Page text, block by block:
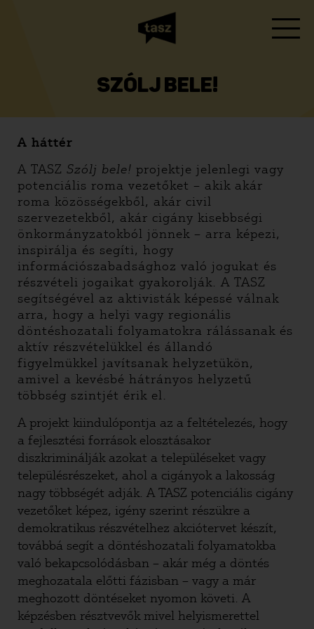
SZÓLJ BELE!
A háttér
A TASZ Szólj bele! projektje jelenlegi vagy
potenciális roma vezetőket – akik akár
roma közösségekből, akár civil
szervezetekből, akár cigány kisebbségi
önkormányzatokból jönnek – arra képezi,
inspirálja és segíti, hogy
információszabadsághoz való jogukat és
részvételi jogaikat gyakorolják. A TASZ
segítségével az aktivisták képessé válnak
arra, hogy a helyi vagy regionális
döntéshozatali folyamatokra rálássanak és
aktív részvételükkel és állandó
figyelmükkel javítsanak helyzetükön,
amivel a kevésbé hátrányos helyzetű
többség szintjét érik el.
A projekt kiindulópontja az a feltételezés, hogy
a fejlesztési források elosztásakor
diszkriminálják azokat a településeket vagy
településrészeket, ahol a cigányok a lakosság
nagy többségét adják. A TASZ potenciális cigány
vezetőket képez, igény szerint részükre a
demokratikus részvételhez akciótervet készít,
továbbá segít a döntéshozatali folyamatokba
való bekapcsolódásban – akár még a döntés
meghozatala előtti fázisban – vagy a már
meghozott döntéseket nyomon követi. A
képzésben résztvevők mivel helyismerettel